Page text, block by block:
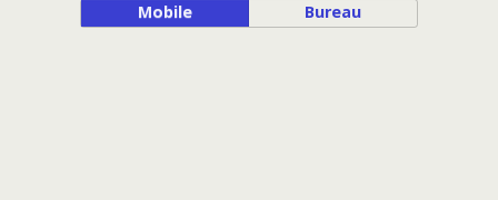
Mobile Bureau